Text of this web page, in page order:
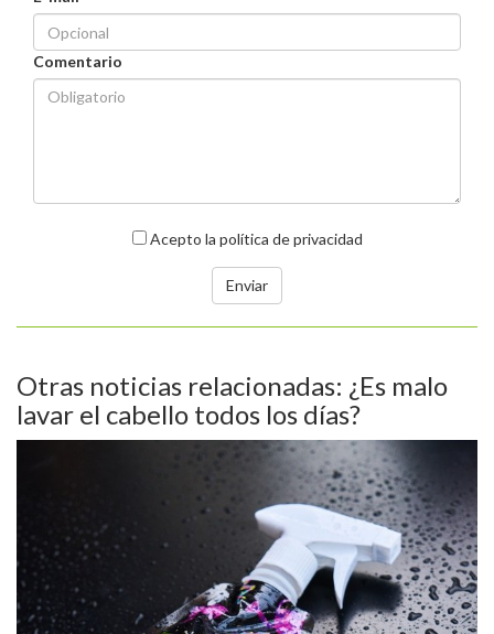
Comentario
Acepto la política de privacidad
Otras noticias relacionadas: ¿Es malo
lavar el cabello todos los días?